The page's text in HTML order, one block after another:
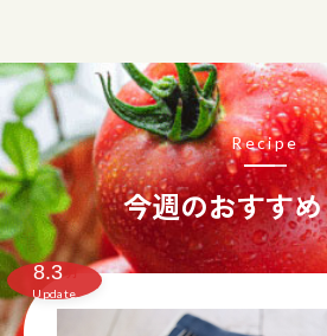
今週のおすす
Recipe
8.3
Update